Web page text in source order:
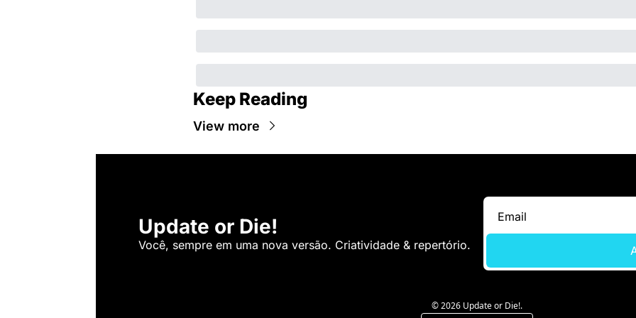
Keep Reading
View more
Update or Die!
Você, sempre em uma nova versão. Criatividade & repertório.
© 2026 Update or Die!.